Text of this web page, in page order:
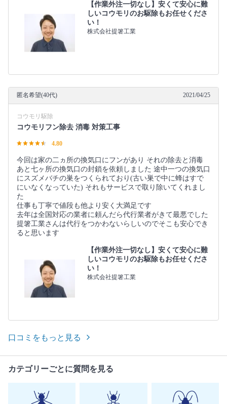
【作業外注一切なし】安くて安心に難
しいコウモリのお駆除もお任せくださ
い！
株式会社提箸工業
匿名希望(40代) 2021/04/25
コウモリ駆除
コウモリフン除去 消毒 対策工事
4.80
今回は家の二ヵ所の換気口にフンがあり それの除去と消毒
あと七ヶ所の換気口の封鎖を依頼しました 途中一つの換気口
にスズメバチの巣をつくられており(古い巣で中に蜂はすで
にいなくなっていた) それもサービスで取り除いてくれまし
た
仕事も丁寧で値段も他より安く大満足です
去年は全国対応の業者に頼んだら代行業者がきて最悪でした
提箸工業さんは代行をつかわないらしいのでそこも安心でき
ると思います
【作業外注一切なし】安くて安心に難
しいコウモリのお駆除もお任せくださ
い！
株式会社提箸工業
口コミをもっと見る
カテゴリーごとに質問を見る